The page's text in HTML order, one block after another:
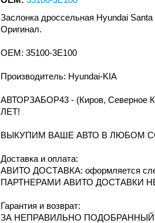
Заслонка дроссельная Hyundai
Оригинал.
OEM: 35100-3E100
Производитель: Hyundai-KIA
АВТОРЗАБОР43 - (Киров,
ЛЕТ!
ВЫКУПИМ ВАШЕ АВТО В ЛЮБОМ
Доcтавка и oплата:
АВИТО ДОСТАВКА: оформляется
ПАРТНЕРАМИ АВИТО ДОСТАВКИ
Гарантия и возврат:
ЗА НЕПРАВИЛЬНО ПОДОБРАННЫЙ